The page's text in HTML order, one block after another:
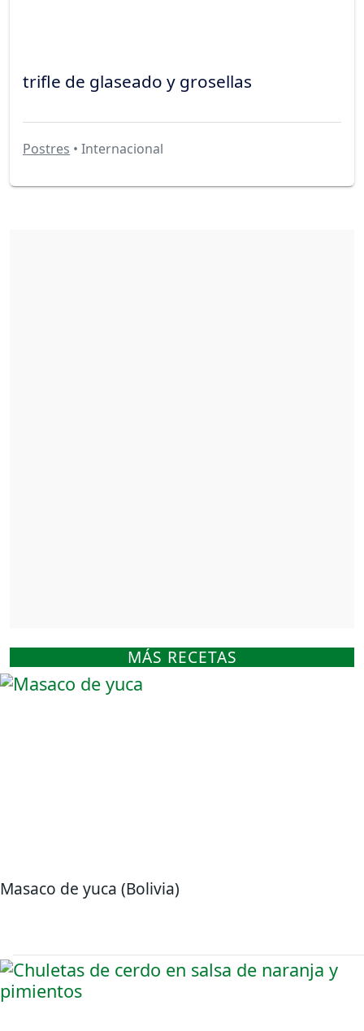
MÁS RECETAS
Masaco de yuca (Bolivia)
trifle de glaseado y grosellas
Postres • Internacional